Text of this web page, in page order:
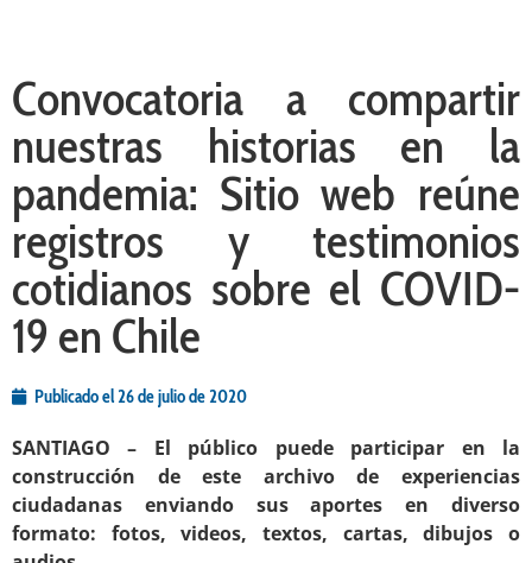
Convocatoria a compartir
nuestras historias en la
pandemia: Sitio web reúne
registros y testimonios
cotidianos sobre el COVID-
19 en Chile
Publicado el26 de julio de 2020
SANTIAGO – El público puede participar en la
construcción de este archivo de experiencias
ciudadanas enviando sus aportes en diverso
formato: fotos, videos, textos, cartas, dibujos o